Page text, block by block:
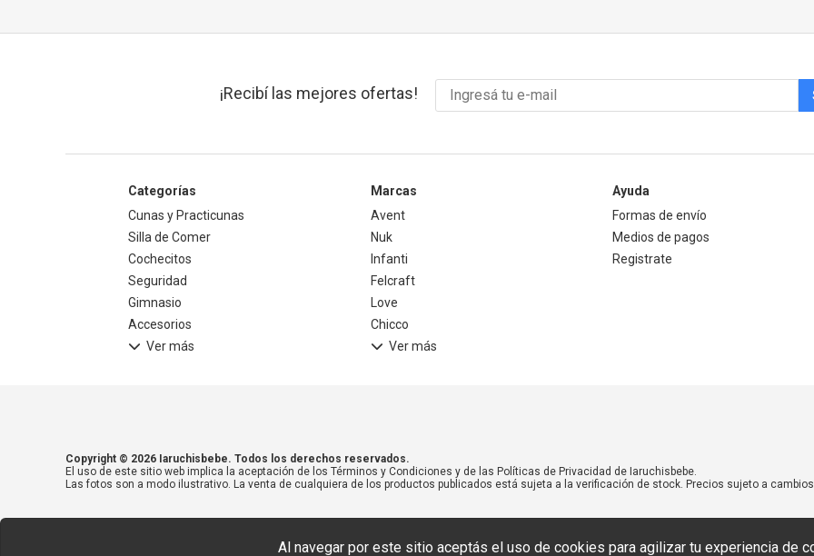
Al navegar por este sitio aceptás el uso de cookies para agilizar tu experiencia de
¡Recibí las mejores ofertas!
Categorías
Cunas y Practicunas
Silla de Comer
Cochecitos
Seguridad
Gimnasio
Accesorios
Ver más
Marcas
Avent
Nuk
Infanti
Felcraft
Love
Chicco
Ver más
Ayuda
Formas de envío
Medios de pagos
Registrate
Copyright © 2026 Iaruchisbebe. Todos los derechos reservados.
El uso de este sitio web implica la aceptación de los Términos y Condiciones y de las Políticas de Privacidad de Iaruchisbebe.
Las fotos son a modo ilustrativo. La venta de cualquiera de los productos publicados está sujeta a la verificación de stock. Precios sujeto a